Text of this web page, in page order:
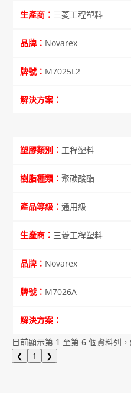
三菱工程塑料
Novarex
M7025L2
工程塑料
聚碳酸酯
通用級
三菱工程塑料
Novarex
M7026A
目前顯示第 1 至第 6 個資料列
❮ 1 ❯